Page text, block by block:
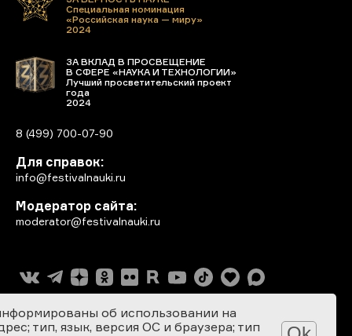
Специальная номинация
«Российская наука — миру»
2024
ЗА ВКЛАД В ПРОСВЕЩЕНИЕ
В СФЕРЕ «НАУКА И ТЕХНОЛОГИИ»
Лучший просветительский проект
года
2024
8 (499) 700-07-90
Для справок:
info@festivalnauki.ru
Модератор сайта:
moderator@festivalnauki.ru
об использовании на
тип, язык, версия ОС и браузера; тип